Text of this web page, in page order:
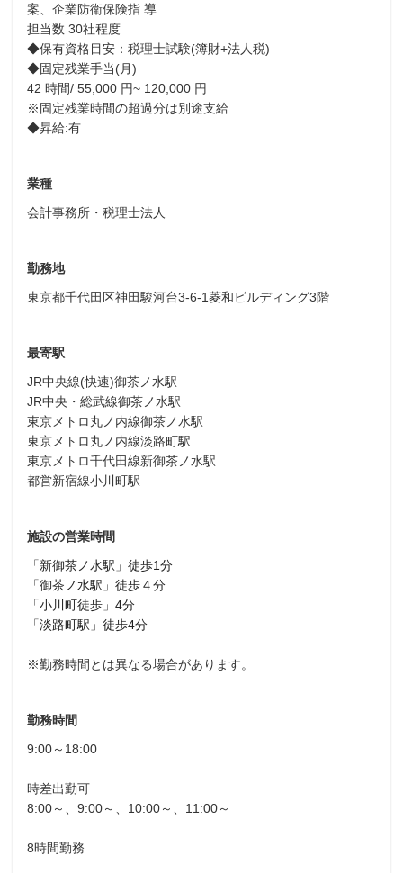
案、企業防衛保険指 導
担当数 30社程度
◆保有資格目安：税理士試験(簿財+法人税)
◆固定残業手当(月)
42 時間/ 55,000 円~ 120,000 円
※固定残業時間の超過分は別途支給
◆昇給:有
業種
会計事務所・税理士法人
勤務地
東京都千代田区神田駿河台3-6-1菱和ビルディング3階
最寄駅
JR中央線(快速)御茶ノ水駅
JR中央・総武線御茶ノ水駅
東京メトロ丸ノ内線御茶ノ水駅
東京メトロ丸ノ内線淡路町駅
東京メトロ千代田線新御茶ノ水駅
都営新宿線小川町駅
施設の営業時間
「新御茶ノ水駅」徒歩1分
「御茶ノ水駅」徒歩４分
「小川町徒歩」4分
「淡路町駅」徒歩4分
※勤務時間とは異なる場合があります。
勤務時間
9:00～18:00
時差出勤可
8:00～、9:00～、10:00～、11:00～
8時間勤務